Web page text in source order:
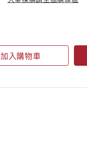
加入購物車